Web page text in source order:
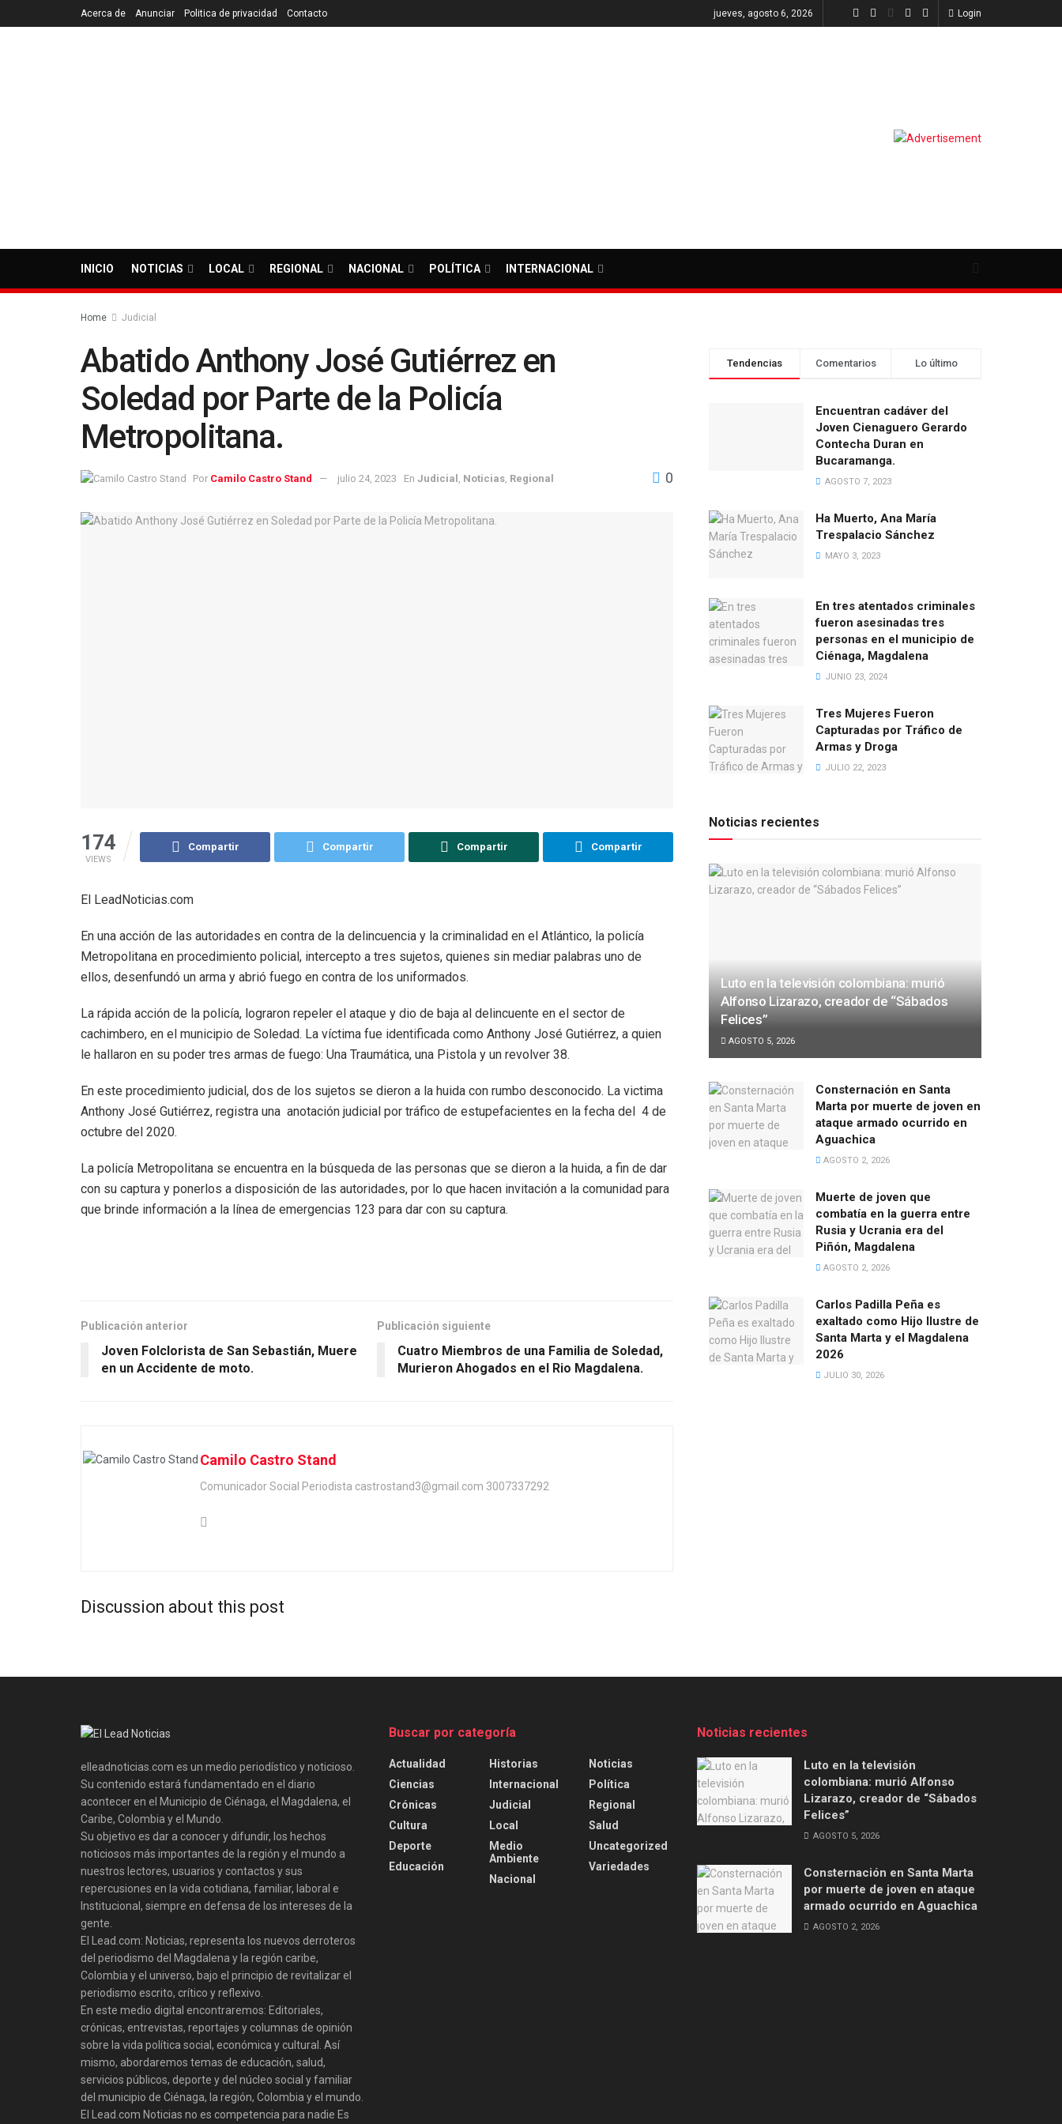
Acerca de Anunciar Politica de privacidad Contacto jueves, agosto 6, 2026 Login
INICIO NOTICIAS LOCAL REGIONAL NACIONAL POLÍTICA INTERNACIONAL
Home Judicial
Abatido Anthony José Gutiérrez en
Soledad por Parte de la Policía
Metropolitana.
Por Camilo Castro Stand julio 24, 2023 En Judicial Noticias Regional 0
174
VIEWS
Compartir Compartir Compartir Compartir
El LeadNoticias.com
En una acción de las autoridades en contra de la delincuencia y la criminalidad en el Atlántico, la policía
Metropolitana en procedimiento policial, intercepto a tres sujetos, quienes sin mediar palabras uno de
ellos, desenfundó un arma y abrió fuego en contra de los uniformados.
La rápida acción de la policía, lograron repeler el ataque y dio de baja al delincuente en el sector de
cachimbero, en el municipio de Soledad. La víctima fue identificada como Anthony José Gutiérrez, a quien
le hallaron en su poder tres armas de fuego: Una Traumática, una Pistola y un revolver 38.
En este procedimiento judicial, dos de los sujetos se dieron a la huida con rumbo desconocido. La victima
Anthony José Gutiérrez, registra una anotación judicial por tráfico de estupefacientes en la fecha del 4 de
octubre del 2020.
La policía Metropolitana se encuentra en la búsqueda de las personas que se dieron a la huida, a fin de dar
con su captura y ponerlos a disposición de las autoridades, por lo que hacen invitación a la comunidad para
que brinde información a la línea de emergencias 123 para dar con su captura.
Publicación anterior
Joven Folclorista de San Sebastián, Muere
en un Accidente de moto.
Publicación siguiente
Cuatro Miembros de una Familia de Soledad,
Murieron Ahogados en el Rio Magdalena.
Camilo Castro Stand
Comunicador Social Periodista castrostand3@gmail.com 3007337292
Discussion about this post
Tendencias Comentarios Lo último
Encuentran cadáver del
Joven Cienaguero Gerardo
Contecha Duran en
Bucaramanga.
AGOSTO 7, 2023
Ha Muerto, Ana María
Trespalacio Sánchez
MAYO 3, 2023
En tres atentados criminales
fueron asesinadas tres
personas en el municipio de
Ciénaga, Magdalena
JUNIO 23, 2024
Tres Mujeres Fueron
Capturadas por Tráfico de
Armas y Droga
JULIO 22, 2023
Noticias recientes
Luto en la televisión colombiana: murió
Alfonso Lizarazo, creador de “Sábados
Felices”
AGOSTO 5, 2026
Consternación en Santa
Marta por muerte de joven en
ataque armado ocurrido en
Aguachica
AGOSTO 2, 2026
Muerte de joven que
combatía en la guerra entre
Rusia y Ucrania era del
Piñón, Magdalena
AGOSTO 2, 2026
Carlos Padilla Peña es
exaltado como Hijo Ilustre de
Santa Marta y el Magdalena
2026
JULIO 30, 2026
elleadnoticias.com es un medio periodístico y noticioso.
Su contenido estará fundamentado en el diario
acontecer en el Municipio de Ciénaga, el Magdalena, el
Caribe, Colombia y el Mundo.
Su objetivo es dar a conocer y difundir, los hechos
noticiosos más importantes de la región y el mundo a
nuestros lectores, usuarios y contactos y sus
repercusiones en la vida cotidiana, familiar, laboral e
Institucional, siempre en defensa de los intereses de la
gente.
El Lead.com: Noticias, representa los nuevos derroteros
del periodismo del Magdalena y la región caribe,
Colombia y el universo, bajo el principio de revitalizar el
periodismo escrito, crítico y reflexivo.
En este medio digital encontraremos: Editoriales,
crónicas, entrevistas, reportajes y columnas de opinión
sobre la vida política social, económica y cultural. Así
mismo, abordaremos temas de educación, salud,
servicios públicos, deporte y del núcleo social y familiar
del municipio de Ciénaga, la región, Colombia y el mundo.
El Lead.com Noticias no es competencia para nadie Es
Buscar por categoría
Actualidad
Ciencias
Crónicas
Cultura
Deporte
Educación
Historias
Internacional
Judicial
Local
Medio
Ambiente
Nacional
Noticias
Política
Regional
Salud
Uncategorized
Variedades
Noticias recientes
Luto en la televisión
colombiana: murió Alfonso
Lizarazo, creador de “Sábados
Felices”
AGOSTO 5, 2026
Consternación en Santa Marta
por muerte de joven en ataque
armado ocurrido en Aguachica
AGOSTO 2, 2026